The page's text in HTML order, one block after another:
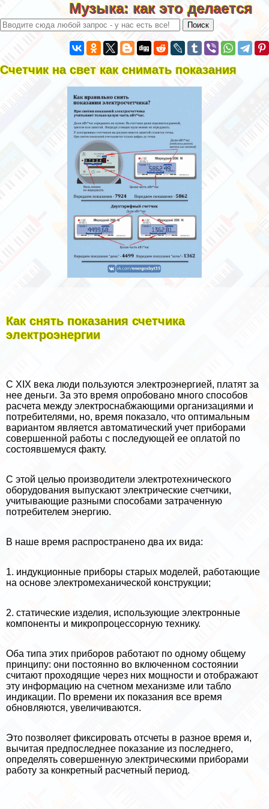
Музыка: как это делается
Счетчик на свет как снимать показания
Как снять показания счетчика
электроэнергии
С XIX века люди пользуются электроэнергией, платят за
нее деньги. За это время опробовано много способов
расчета между электроснабжающими организациями и
потребителями, но, время показало, что оптимальным
вариантом является автоматический учет приборами
совершенной работы с последующей ее оплатой по
состоявшемуся факту.
С этой целью производители электротехнического
оборудования выпускают электрические счетчики,
учитывающие разными способами затраченную
потребителем энергию.
В наше время распространено два их вида:
1. индукционные приборы старых моделей, работающие
на основе электромеханической конструкции;
2. статические изделия, использующие электронные
компоненты и микропроцессорную технику.
Оба типа этих приборов работают по одному общему
принципу: они постоянно во включенном состоянии
считают проходящие через них мощности и отображают
эту информацию на счетном механизме или табло
индикации. По времени их показания все время
обновляются, увеличиваются.
Это позволяет фиксировать отсчеты в разное время и,
вычитая предпоследнее показание из последнего,
определять совершенную электрическими приборами
работу за конкретный расчетный период.